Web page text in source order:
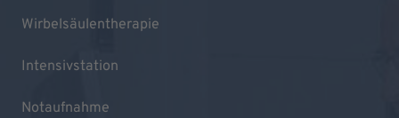
Wirbelsäulentherapie
Intensivstation
Notaufnahme